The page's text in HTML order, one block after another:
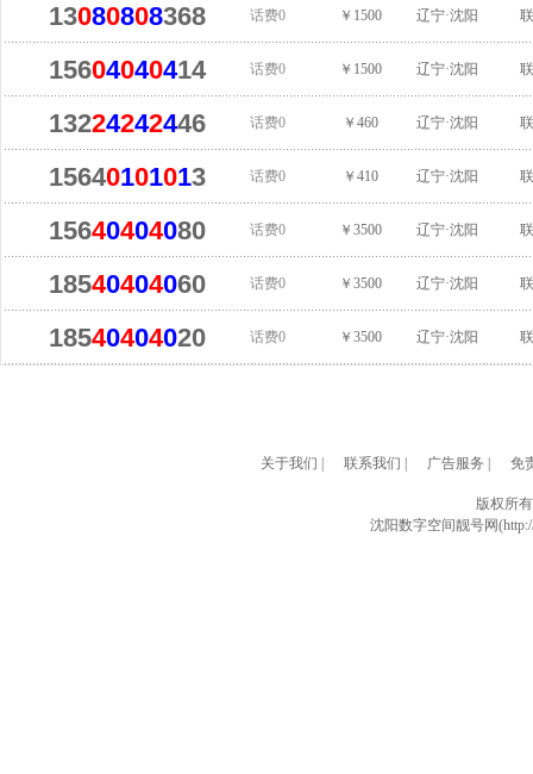
13080808368 话费0 ￥1500 辽宁·沈阳
15604040414 话费0 ￥1500 辽宁·沈阳
13224242446 话费0 ￥460 辽宁·沈阳
15640101013 话费0 ￥410 辽宁·沈阳
15640404080 话费0 ￥3500 辽宁·沈阳
18540404060 话费0 ￥3500 辽宁·沈阳
18540404020 话费0 ￥3500 辽宁·沈阳
关于我们 联系我们 广告服务 免
版权所
沈阳数字空间靓号网